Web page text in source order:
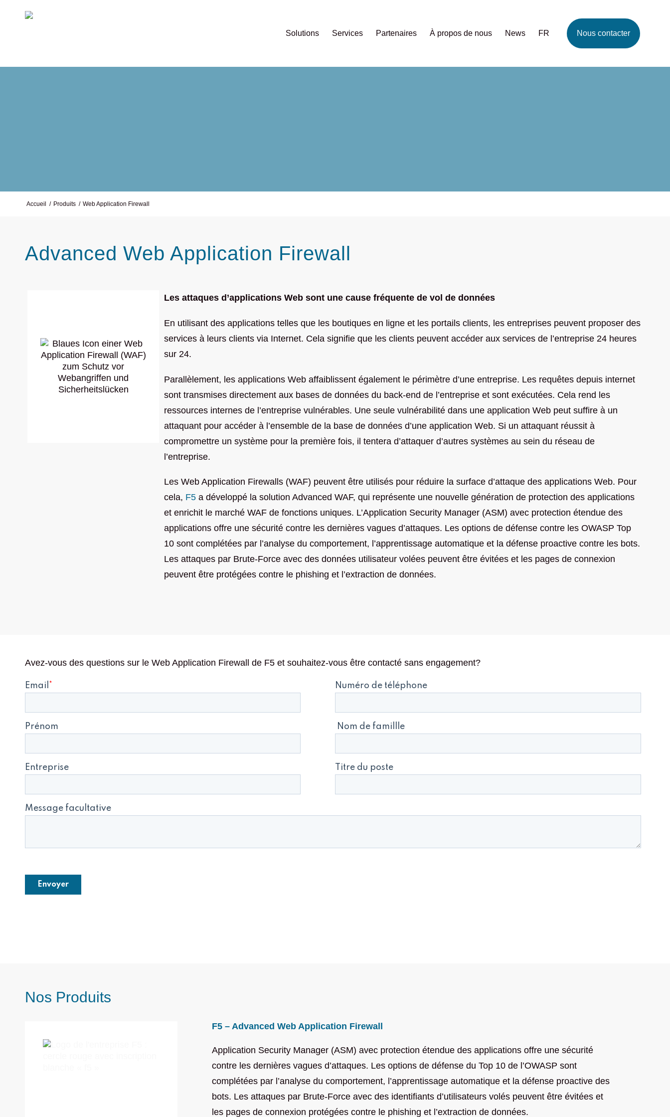
Solutions Services Partenaires À propos de nous News FR Nous contacter
Accueil / Produits / Web Application Firewall
Advanced Web Application Firewall
Les attaques d’applications Web sont une cause fréquente de vol de données
En utilisant des applications telles que les boutiques en ligne et les portails clients, les entreprises peuvent proposer des
services à leurs clients via Internet. Cela signifie que les clients peuvent accéder aux services de l’entreprise 24 heures
sur 24.
Parallèlement, les applications Web affaiblissent également le périmètre d’une entreprise. Les requêtes depuis internet
sont transmises directement aux bases de données du back-end de l’entreprise et sont exécutées. Cela rend les
ressources internes de l’entreprise vulnérables. Une seule vulnérabilité dans une application Web peut suffire à un
attaquant pour accéder à l’ensemble de la base de données d’une application Web. Si un attaquant réussit à
compromettre un système pour la première fois, il tentera d’attaquer d’autres systèmes au sein du réseau de
l’entreprise.
Les Web Application Firewalls (WAF) peuvent être utilisés pour réduire la surface d’attaque des applications Web. Pour
cela, F5 a développé la solution Advanced WAF, qui représente une nouvelle génération de protection des applications
et enrichit le marché WAF de fonctions uniques. L’Application Security Manager (ASM) avec protection étendue des
applications offre une sécurité contre les dernières vagues d’attaques. Les options de défense contre les OWASP Top
10 sont complétées par l’analyse du comportement, l’apprentissage automatique et la défense proactive contre les bots.
Les attaques par Brute-Force avec des données utilisateur volées peuvent être évitées et les pages de connexion
peuvent être protégées contre le phishing et l’extraction de données.
Avez-vous des questions sur le Web Application Firewall de F5 et souhaitez-vous être contacté sans engagement?
Nos Produits
F5 – Advanced Web Application Firewall
Application Security Manager (ASM) avec protection étendue des applications offre une sécurité
contre les dernières vagues d’attaques. Les options de défense du Top 10 de l’OWASP sont
complétées par l’analyse du comportement, l’apprentissage automatique et la défense proactive des
bots. Les attaques par Brute-Force avec des identifiants d’utilisateurs volés peuvent être évitées et
les pages de connexion protégées contre le phishing et l’extraction de données.